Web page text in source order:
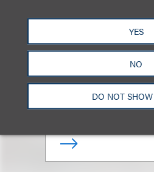
YES
NO
DO NOT
Jason R. Lilien
Co-Chair,
Exempt
+1.212.407.4911